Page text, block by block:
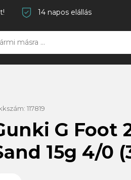
14 napos elállás
117819
G Foot
15g 4/0